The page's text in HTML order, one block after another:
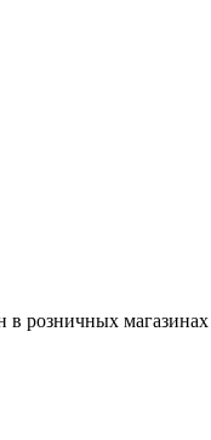
в розничных магазинах